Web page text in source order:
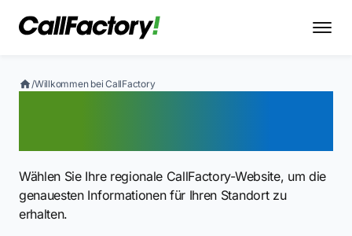
/Willkommen bei CallFactory
Wählen Sie Ihre regionale CallFactory-Website, um die
genauesten Informationen für Ihren Standort zu
erhalten.